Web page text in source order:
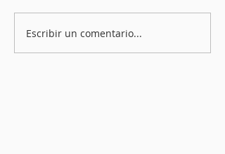
Escribir un comentario...